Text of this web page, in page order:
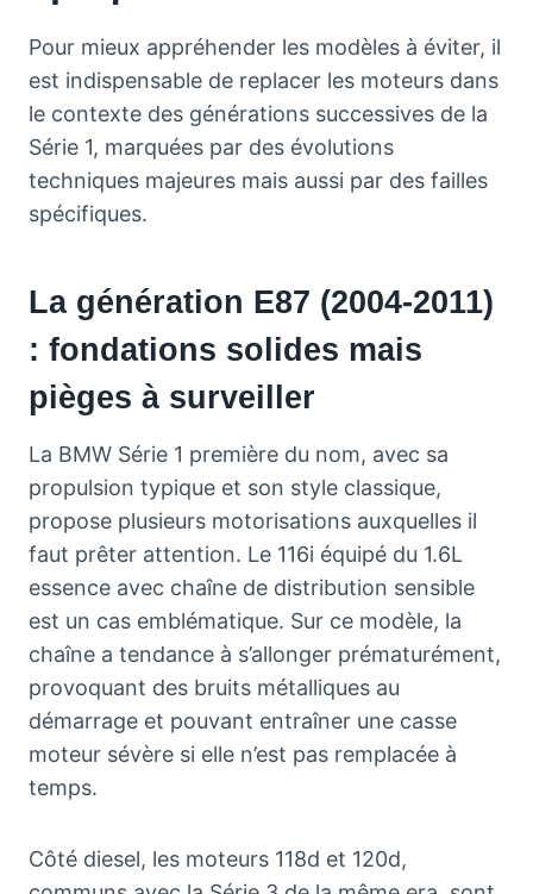
Pour mieux appréhender les modèles à éviter, il
est indispensable de replacer les moteurs dans
le contexte des générations successives de la
Série 1, marquées par des évolutions
techniques majeures mais aussi par des failles
spécifiques.
La génération E87 (2004-2011)
: fondations solides mais
pièges à surveiller
La BMW Série 1 première du nom, avec sa
propulsion typique et son style classique,
propose plusieurs motorisations auxquelles il
faut prêter attention. Le 116i équipé du 1.6L
essence avec chaîne de distribution sensible
est un cas emblématique. Sur ce modèle, la
chaîne a tendance à s’allonger prématurément,
provoquant des bruits métalliques au
démarrage et pouvant entraîner une casse
moteur sévère si elle n’est pas remplacée à
temps.
Côté diesel, les moteurs 118d et 120d,